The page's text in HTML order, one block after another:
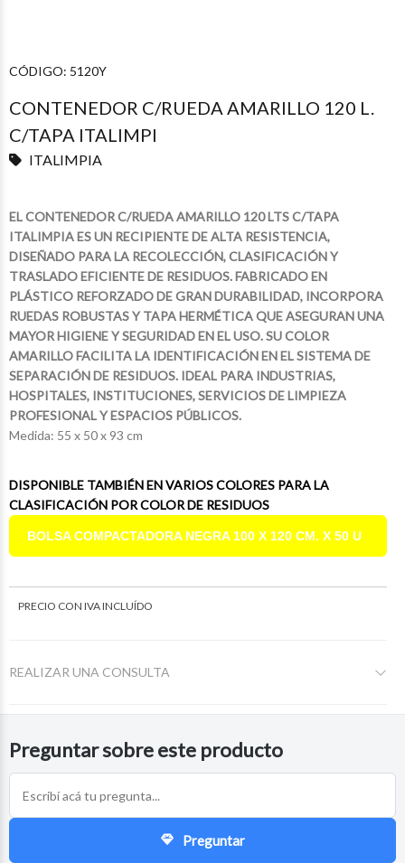
CÓDIGO: 5120Y
CONTENEDOR C/RUEDA AMARILLO 120 L.
C/TAPA ITALIMPI
ITALIMPIA
EL CONTENEDOR C/RUEDA AMARILLO 120 LTS C/TAPA
ITALIMPIA ES UN RECIPIENTE DE ALTA RESISTENCIA,
DISEÑADO PARA LA RECOLECCIÓN, CLASIFICACIÓN Y
TRASLADO EFICIENTE DE RESIDUOS. FABRICADO EN
PLÁSTICO REFORZADO DE GRAN DURABILIDAD, INCORPORA
RUEDAS ROBUSTAS Y TAPA HERMÉTICA QUE ASEGURAN UNA
MAYOR HIGIENE Y SEGURIDAD EN EL USO. SU COLOR
AMARILLO FACILITA LA IDENTIFICACIÓN EN EL SISTEMA DE
SEPARACIÓN DE RESIDUOS. IDEAL PARA INDUSTRIAS,
HOSPITALES, INSTITUCIONES, SERVICIOS DE LIMPIEZA
PROFESIONAL Y ESPACIOS PÚBLICOS.
Medida: 55 x 50 x 93 cm
DISPONIBLE TAMBIÉN EN VARIOS COLORES PARA LA
CLASIFICACIÓN POR COLOR DE RESIDUOS
BOLSA COMPACTADORA NEGRA 100 X 120 CM. X 50 U
PRECIO CON IVA INCLUÍDO
REALIZAR UNA CONSULTA
Preguntar sobre este producto
Preguntar
$48.680 $23.123 $17.99875 $12.755